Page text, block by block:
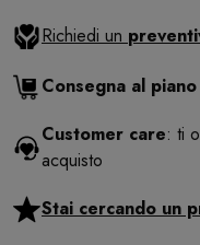
Richiedi un
Consegna al
Customer care: ti
acquisto
Stai cercando un